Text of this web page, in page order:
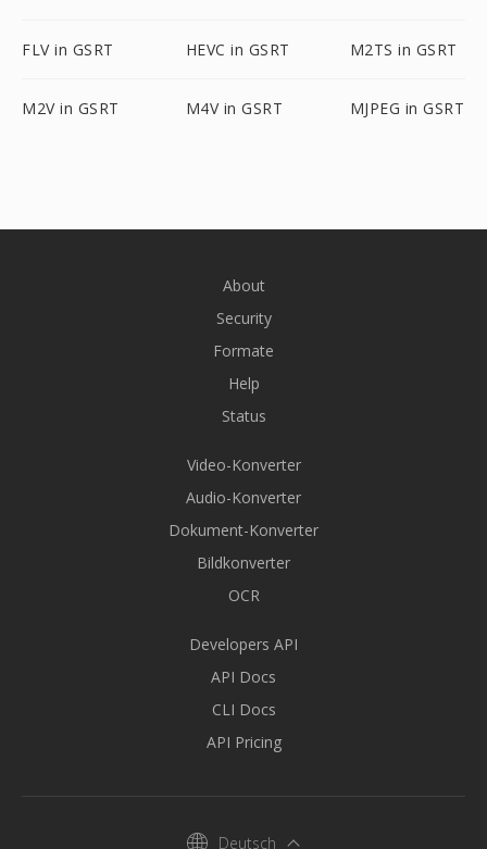
FLV in GSRT HEVC in GSRT M2TS in GSRT
M2V in GSRT M4V in GSRT MJPEG in GSRT
About
Security
Formate
Help
Status
Video-Konverter
Audio-Konverter
Dokument-Konverter
Bildkonverter
OCR
Developers API
API Docs
CLI Docs
API Pricing
Deutsch